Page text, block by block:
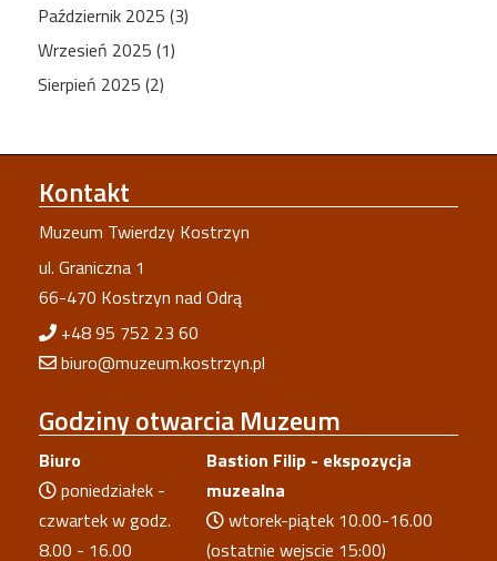
Październik 2025 (3)
Wrzesień 2025 (1)
Sierpień 2025 (2)
Kontakt
Muzeum Twierdzy Kostrzyn
ul. Graniczna 1
66-470 Kostrzyn nad Odrą
+48 95 752 23 60
biuro@muzeum.kostrzyn.pl
Godzinyotwarcia Muzeum
Biuro
poniedziałek -
czwartek w godz.
8.00 - 16.00
Bastion Filip - ekspozycja
muzealna
wtorek-piątek 10.00-16.00
(ostatnie wejscie 15:00)